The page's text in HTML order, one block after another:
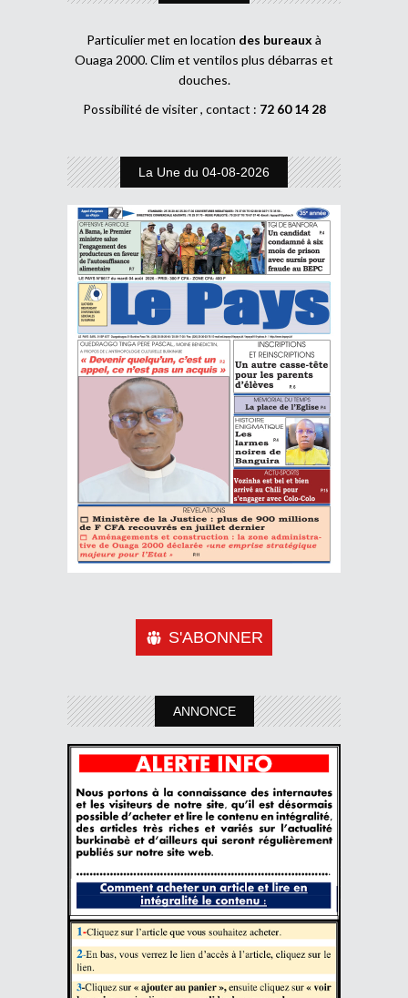
Particulier met en location des bureaux à
Ouaga 2000. Clim et ventilos plus débarras et
douches.
Possibilité de visiter , contact : 72 60 14 28
La Une du 04-08-2026
S'ABONNER
ANNONCE